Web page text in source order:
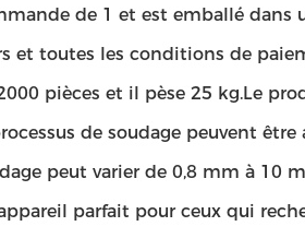
de 1 et est emballé dans
et toutes les conditions de
pièces et il pèse 25 kg.Le
de soudage peuvent
peut varier de 0,8 mm à 10
parfait pour ceux qui